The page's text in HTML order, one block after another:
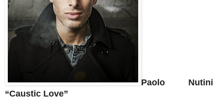
Paolo Nutini
“Caustic Love”